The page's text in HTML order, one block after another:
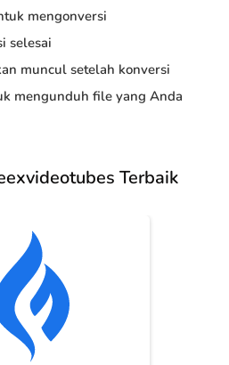
mengonversi
selesai
muncul setelah konversi
mengunduh file yang Anda
Terbaik